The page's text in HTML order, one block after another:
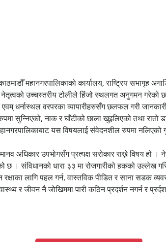
महानगरपालिकाको कार्यालय, राष्ट्रिय सभागृह
नेतृत्वको उच्चस्तरीय टोलीले हिंजो स्थलगत अनुगमन गरेको
धर्नास्थल वरपरका व्यापारीहरुसँग छलफल गरी
सुन्निएको, नाक र घाँटीको छाला खुइलिएको तथा
यस विषयलाई संवेदनशील रुपमा
अधिकार उपभोगसँग प्रत्यक्ष सरोकार राख्ने विषय हो
छ । संविधानको धारा ३३ मा रोजगारीको हकको उल्लेख
लागि पहल गर्न, वास्तविक पीडित र साना सडक
र जीवन नै जोखिममा पारी कठिन प्रदर्शन नगर्न र